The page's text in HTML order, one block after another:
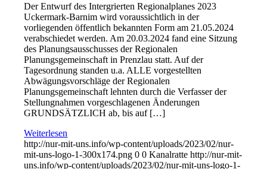
Der Entwurf des Intergrierten Regionalplanes 2023
Uckermark-Barnim wird voraussichtlich in der
vorliegenden öffentlich bekannten Form am 21.05.2024
verabschiedet werden. Am 20.03.2024 fand eine Sitzung
des Planungsausschusses der Regionalen
Planungsgemeinschaft in Prenzlau statt. Auf der
Tagesordnung standen u.a. ALLE vorgestellten
Abwägungsvorschläge der Regionalen
Planungsgemeinschaft lehnten durch die Verfasser der
Stellungnahmen vorgeschlagenen Änderungen
GRUNDSÄTZLICH ab, bis auf […]
Weiterlesen
http://nur-mit-uns.info/wp-content/uploads/2023/02/nur-
mit-uns-logo-1-300x174.png 0 0 Kanalratte http://nur-mit-
uns.info/wp-content/uploads/2023/02/nur-mit-uns-logo-1-